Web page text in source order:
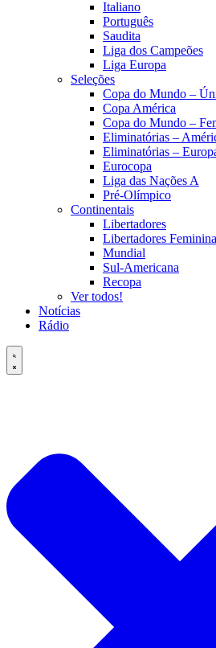
Italiano
Português
Saudita
Liga dos Campeões
Liga Europa
Seleções
Copa do Mundo –
Copa América
Copa do Mundo –
Eliminatórias –
Eliminatórias –
Eurocopa
Liga das Nações A
Pré-Olímpico
Continentais
Libertadores
Libertadores Feminina
Mundial
Sul-Americana
Recopa
Ver todos!
Notícias
Rádio